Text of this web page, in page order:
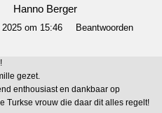
Hanno Berger
om 15:46 Beantwoorden
gezet.
enthousiast en dankbaar op
Turkse vrouw die daar dit alles regelt!